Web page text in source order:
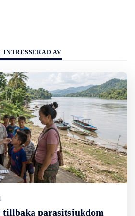
INTRESSERAD AV
tillbaka parasitsjukdom